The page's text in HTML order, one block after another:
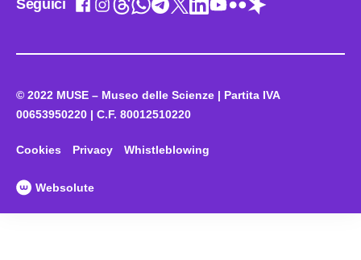
Seguici
© 2022 MUSE – Museo delle Scienze | Partita IVA
00653950220 | C.F. 80012510220
Cookies Privacy Whistleblowing
Websolute